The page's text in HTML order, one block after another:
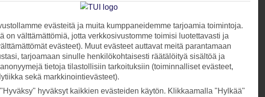
täytyy sinulla olla eTa-matkustuslupa.
Lue lisää Meksikosta »
evästeitä ja muita kumppaneidemme tarjoamia toimintoja.
on välttämättömiä, jotta verkkosivustomme toimisi luotettavasti ja
evästeet). Muut evästeet auttavat meitä parantamaan
tarjoamaan sinulle henkilökohtaisesti räätälöityä sisältöä ja
tietoja tilastollisiin tarkoituksiin (toiminnalliset evästeet,
sekä markkinointievästeet).
hyväksyt kaikkien evästeiden käytön. Klikkaamalla "Hylkää"